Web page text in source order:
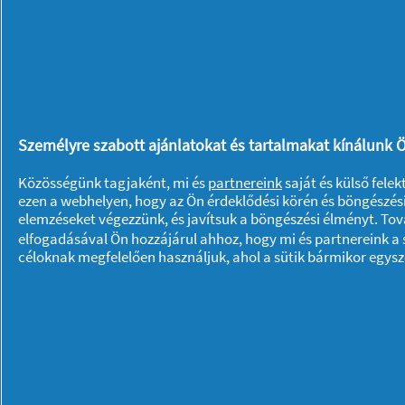
Őszi lehangoltság
Reméljük, önt is sikerült
küzdelmet, ha aktívak maradunk.
az egészségünkre és
eltöltött idő után. Az
őszi esték már
Személyre szabott ajánlatokat és tartalmakat kínálunk
Közösségünk tagjaként, mi éspartnereinksaját és külső
ezen a webhelyen, hogy az Ön érdeklődési körén és
elemzéseket végezzünk, és javítsuk a böngészési élményt.
elfogadásával Ön hozzájárul ahhoz, hogy mi és partnereink
céloknak megfelelően használjuk, ahol a sütik bármikor